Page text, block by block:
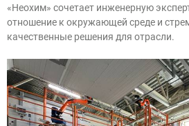
«Неохим» сочетает инженерную
отношение к окружающей среде и
качественные решения для отрасли.